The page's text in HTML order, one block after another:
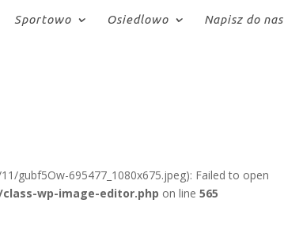
Sportowo Osiedlowo Napisz do nas
gubf5Ow-695477_1080x675.jpeg): Failed to open
wp-image-editor.php on line565